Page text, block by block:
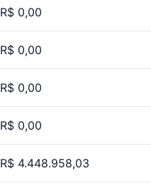
R$ 0,00
R$ 0,00
R$ 0,00
R$ 0,00
R$ 4.448.958,03